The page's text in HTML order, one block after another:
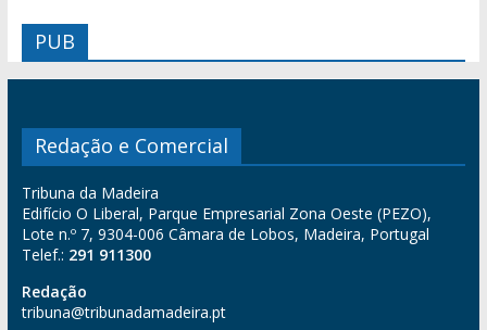
PUB
Redação e Comercial
Tribuna da Madeira
Edifício O Liberal, Parque Empresarial Zona Oeste (PEZO),
Lote n.º 7, 9304-006 Câmara de Lobos, Madeira, Portugal
Telef.: 291 911300
Redação
tribuna@tribunadamadeira.pt